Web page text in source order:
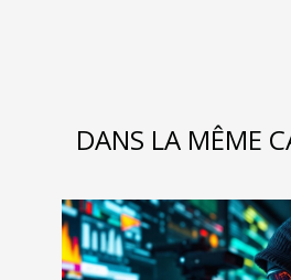
DANS LA MÊME